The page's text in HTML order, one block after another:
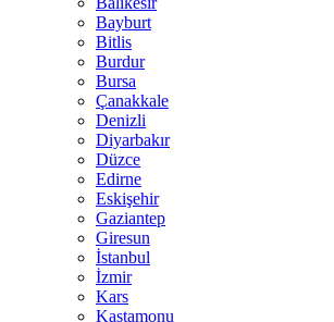
Bayburt
Bitlis
Burdur
Bursa
Çanakkale
Denizli
Diyarbakır
Düzce
Edirne
Eskişehir
Gaziantep
Giresun
İstanbul
İzmir
Kars
Kastamonu